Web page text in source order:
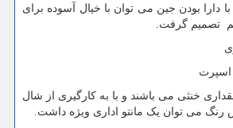
دارا بودن جین می توان با خیال آسوده برای
تصمیم گرفت.
اسپرت
خنثی می باشند و با به کارگیری از شال
می توان یک مانتو اداری ویژه داشت.